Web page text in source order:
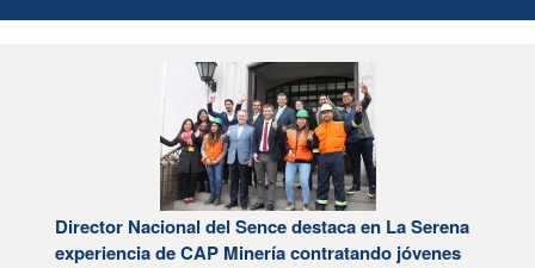
Director Nacional del Sence destaca en La Serena
experiencia de CAP Minería contratando jóvenes